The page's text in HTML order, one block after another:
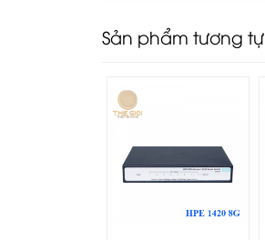
Sản phẩm tương tự